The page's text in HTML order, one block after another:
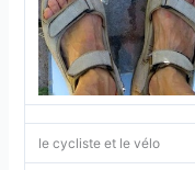
le cycliste et le vélo